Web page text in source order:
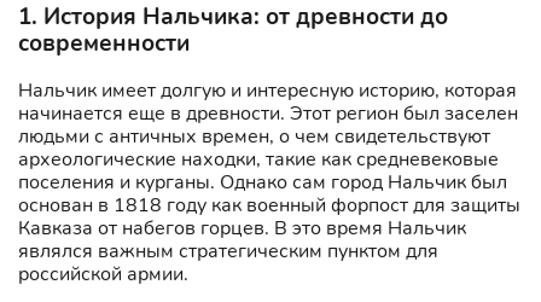
1. История Нальчика: от древности до
современности
Нальчик имеет долгую и интересную историю, которая
начинается еще в древности. Этот регион был заселен
людьми с античных времен, о чем свидетельствуют
археологические находки, такие как средневековые
поселения и курганы. Однако сам город Нальчик был
основан в 1818 году как военный форпост для защиты
Кавказа от набегов горцев. В это время Нальчик
являлся важным стратегическим пунктом для
российской армии.